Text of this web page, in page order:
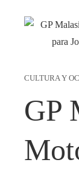
CULTURA Y
GP